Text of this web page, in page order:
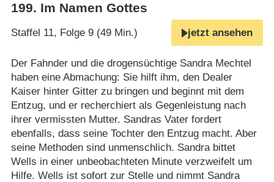
199. Im Namen Gottes
Staffel 11, Folge 9 (49 Min.) jetzt ansehen
Der Fahnder und die drogensüchtige Sandra Mechtel
haben eine Abmachung: Sie hilft ihm, den Dealer
Kaiser hinter Gitter zu bringen und beginnt mit dem
Entzug, und er recherchiert als Gegenleistung nach
ihrer vermissten Mutter. Sandras Vater fordert
ebenfalls, dass seine Tochter den Entzug macht. Aber
seine Methoden sind unmenschlich. Sandra bittet
Wells in einer unbeobachteten Minute verzweifelt um
Hilfe. Wells ist sofort zur Stelle und nimmt Sandra